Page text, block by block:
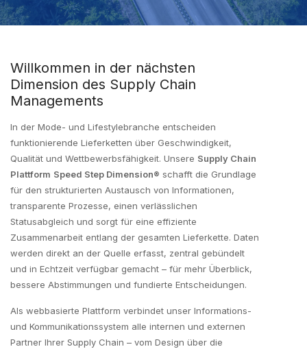
Willkommen in der nächsten
Dimension des Supply Chain
Managements
In der Mode- und Lifestylebranche entscheiden
funktionierende Lieferketten über Geschwindigkeit,
Qualität und Wettbewerbsfähigkeit. Unsere Supply Chain
Plattform Speed Step Dimension® schafft die Grundlage
für den strukturierten Austausch von Informationen,
transparente Prozesse, einen verlässlichen
Statusabgleich und sorgt für eine effiziente
Zusammenarbeit entlang der gesamten Lieferkette. Daten
werden direkt an der Quelle erfasst, zentral gebündelt
und in Echtzeit verfügbar gemacht – für mehr Überblick,
bessere Abstimmungen und fundierte Entscheidungen.
Als webbasierte Plattform verbindet unser Informations-
und Kommunikationssystem alle internen und externen
Partner Ihrer Supply Chain – vom Design über die